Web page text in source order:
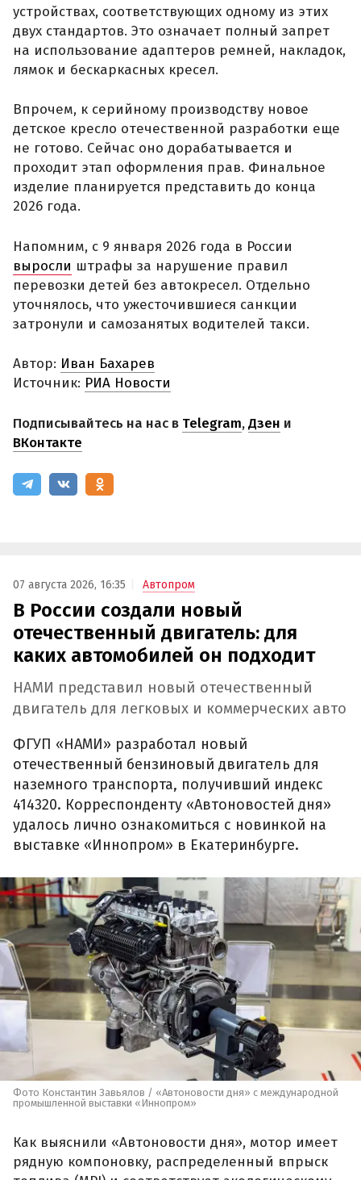
устройствах, соответствующих одному из этих
двух стандартов. Это означает полный запрет
на использование адаптеров ремней, накладок,
лямок и бескаркасных кресел.
Впрочем, к серийному производству новое
детское кресло отечественной разработки еще
не готово. Сейчас оно дорабатывается и
проходит этап оформления прав. Финальное
изделие планируется представить до конца
2026 года.
Напомним, с 9 января 2026 года в России
выросли штрафы за нарушение правил
перевозки детей без автокресел. Отдельно
уточнялось, что ужесточившиеся санкции
затронули и самозанятых водителей такси.
Автор: Иван Бахарев
Источник: РИА Новости
Подписывайтесь на нас в Telegram,Дзен и
ВКонтакте
07 августа 2026, 16:35 Автопром
В России создали новый
отечественный двигатель: для
каких автомобилей он подходит
НАМИ представил новый отечественный
двигатель для легковых и коммерческих авто
ФГУП «НАМИ» разработал новый
отечественный бензиновый двигатель для
наземного транспорта, получивший индекс
414320. Корреспонденту «Автоновостей дня»
удалось лично ознакомиться с новинкой на
выставке «Иннопром» в Екатеринбурге.
Фото Константин Завьялов / «Автоновости дня» с международной
промышленной выставки «Иннопром»
Как выяснили «Автоновости дня», мотор имеет
рядную компоновку, распределенный впрыск